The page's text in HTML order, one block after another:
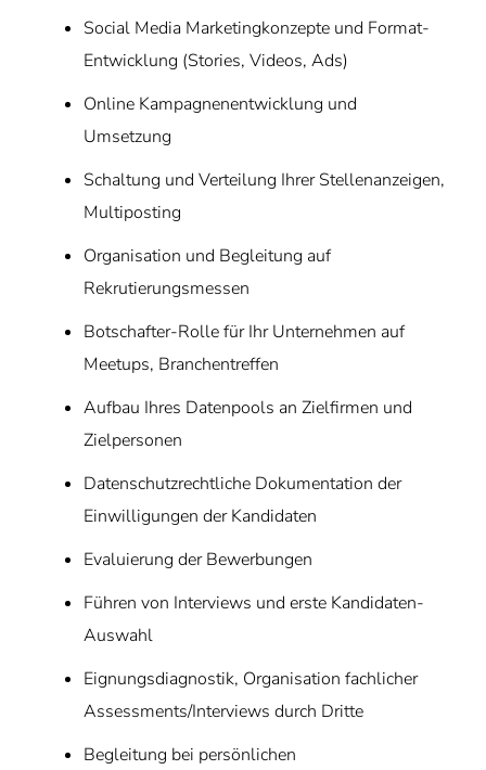
Social Media Marketingkonzepte und Format-
Entwicklung (Stories, Videos, Ads)
Online Kampagnenentwicklung und
Umsetzung
Schaltung und Verteilung Ihrer Stellenanzeigen,
Multiposting
Organisation und Begleitung auf
Rekrutierungsmessen
Botschafter-Rolle für Ihr Unternehmen auf
Meetups, Branchentreffen
Aufbau Ihres Datenpools an Zielfirmen und
Zielpersonen
Datenschutzrechtliche Dokumentation der
Einwilligungen der Kandidaten
Evaluierung der Bewerbungen
Führen von Interviews und erste Kandidaten-
Auswahl
Eignungsdiagnostik, Organisation fachlicher
Assessments/Interviews durch Dritte
Begleitung bei persönlichen